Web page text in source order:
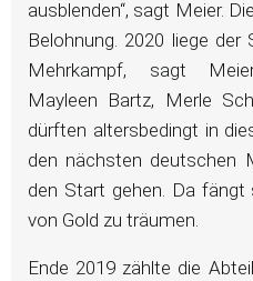
ausblenden“, sagt Meier.
Belohnung. 2020 liege
Mehrkampf, sagt
Mayleen Bartz, Merle
dürften altersbedingt in
den nächsten deutschen
den Start gehen. Da fängt
von Gold zu träumen.
Ende 2019 zählte die